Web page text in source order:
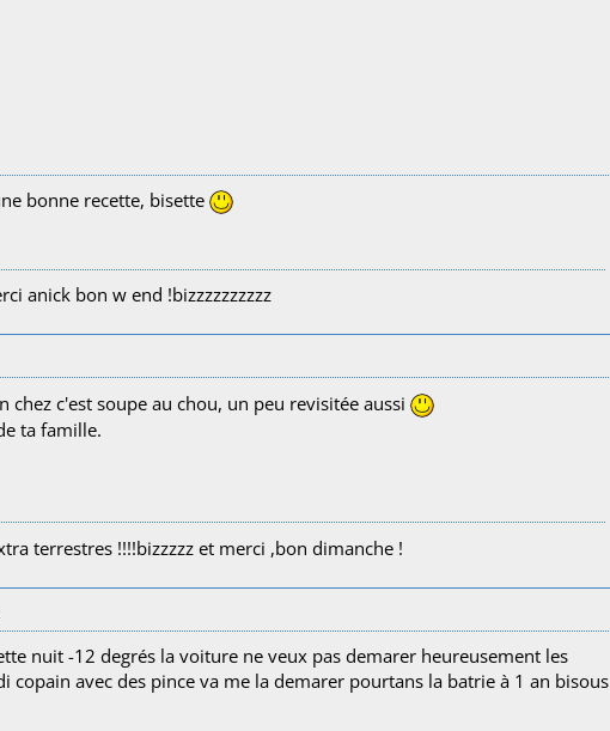
bonne recette, bisette
anick bon w end !bizzzzzzzzzz
chez c'est soupe au chou, un peu revisitée aussi
ta famille.
terrestres !!!!bizzzzz et merci ,bon dimanche !
nuit -12 degrés la voiture ne veux pas demarer heureusement les
copain avec des pince va me la demarer pourtans la batrie à 1 an bisous